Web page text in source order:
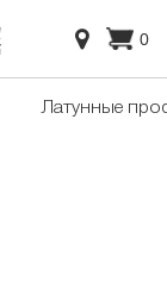
0
Латунные